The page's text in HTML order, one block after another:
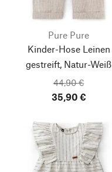
Pure Pure
Kinder-Hose Leinen
gestreift, Natur-Weiß
44,90 €
35,90 €